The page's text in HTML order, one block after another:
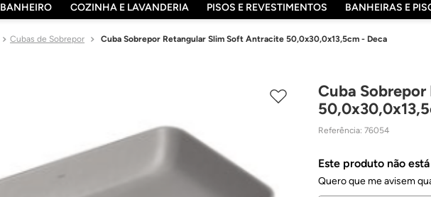
BANHEIRO COZINHA E LAVANDERIA PISOS E REVESTIMENTOS BANHEIRAS E
Cubas de Sobrepor Cuba Sobrepor Retangular Slim Soft Antracite 50,0x30,0x13,5cm - Deca
Cuba
Referência: 76054
Este produto não
Quero que me avisem